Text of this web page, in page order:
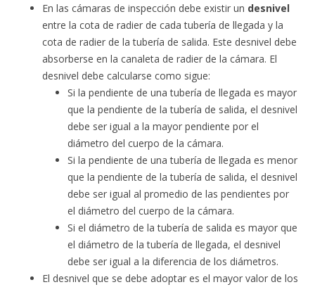
En las cámaras de inspección debe existir un desnivel
entre la cota de radier de cada tubería de llegada y la
cota de radier de la tubería de salida. Este desnivel debe
absorberse en la canaleta de radier de la cámara. El
desnivel debe calcularse como sigue:
Si la pendiente de una tubería de llegada es mayor
que la pendiente de la tubería de salida, el desnivel
debe ser igual a la mayor pendiente por el
diámetro del cuerpo de la cámara.
Si la pendiente de una tubería de llegada es menor
que la pendiente de la tubería de salida, el desnivel
debe ser igual al promedio de las pendientes por
el diámetro del cuerpo de la cámara.
Si el diámetro de la tubería de salida es mayor que
el diámetro de la tubería de llegada, el desnivel
debe ser igual a la diferencia de los diámetros.
El desnivel que se debe adoptar es el mayor valor de los